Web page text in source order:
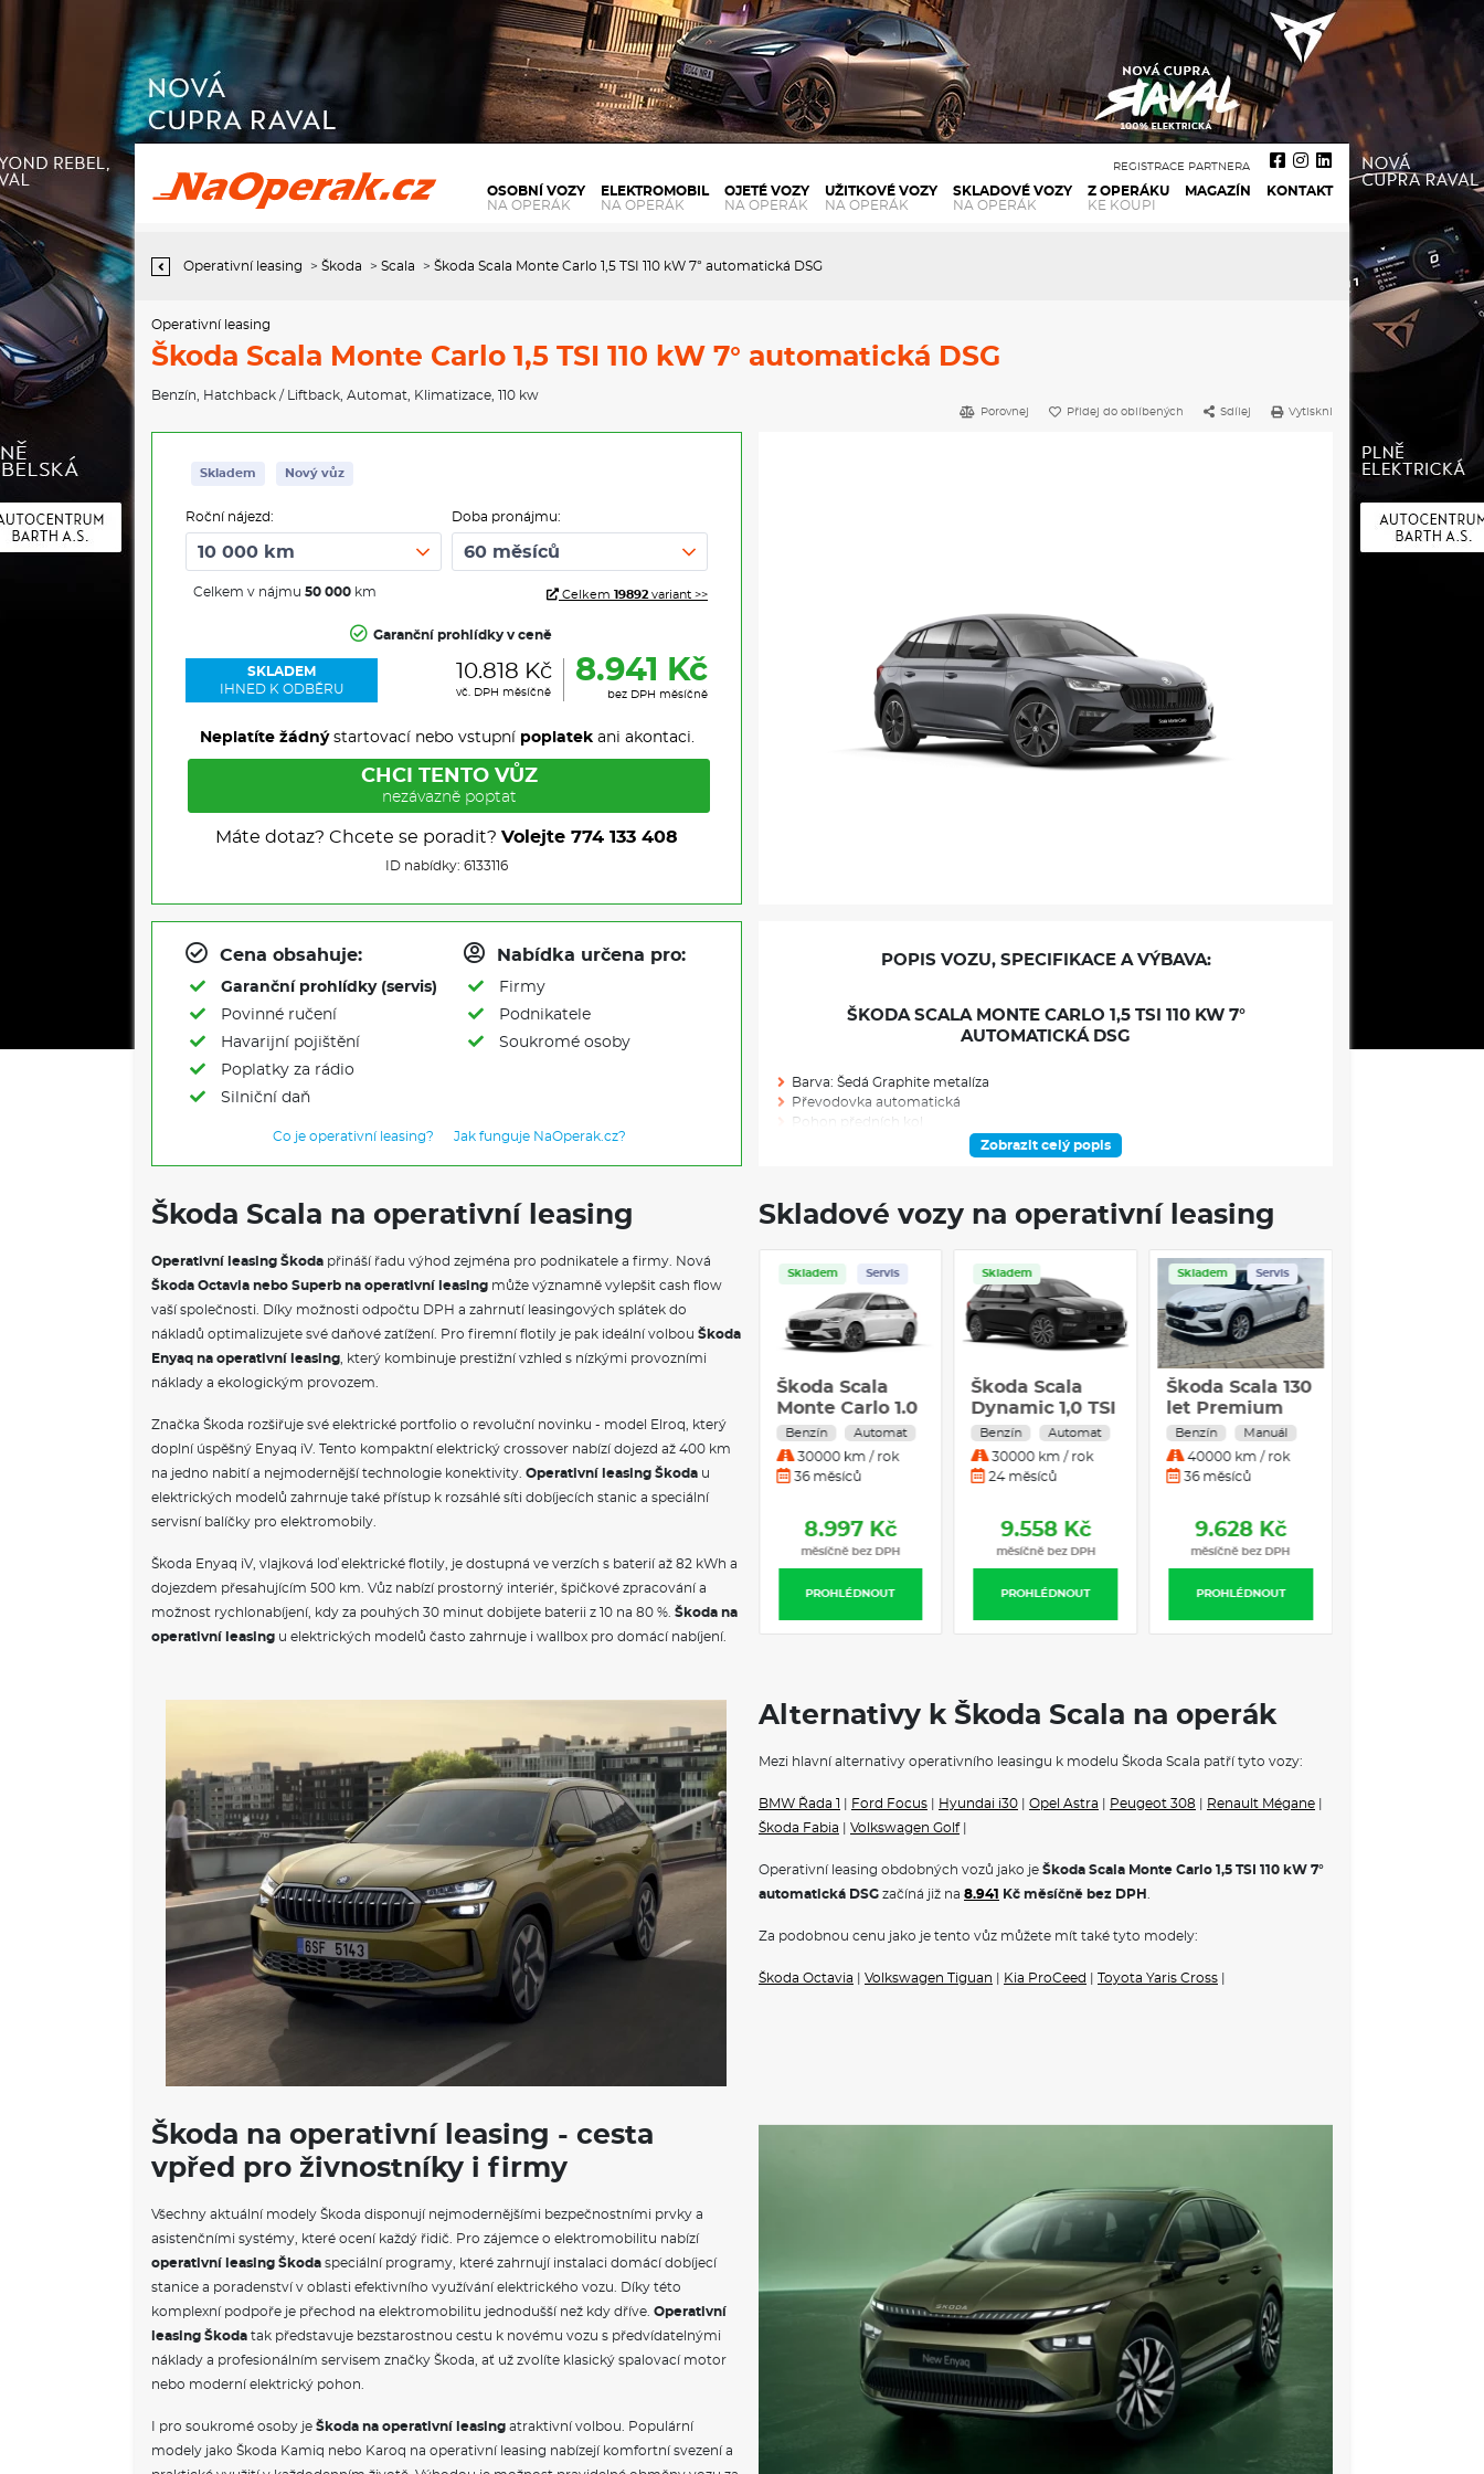
Operativní leasing Škoda Scala Monte Carlo 1,5 TSI 110 kW 7°
automatická DSG
OSOBNÍ VOZY
NA OPERÁK
ELEKTROMOBIL
NA OPERÁK
OJETÉ VOZY
NA OPERÁK
UŽITKOVÉ VOZY
NA OPERÁK
SKLADOVÉ VOZY
NA OPERÁK
Z OPERÁKU
KE KOUPI
MAGAZÍN KONTAKT
REGISTRACE PARTNERA
Operativní leasing > Škoda > Scala > Škoda Scala Monte Carlo 1,5 TSI 110 kW 7° automatická DSG
Operativní leasing
Škoda Scala Monte Carlo 1,5 TSI 110 kW 7° automatická DSG
Benzín Hatchback / Liftback Automat Klimatizace , 110 kw
Porovnej Přidej do oblíbených Sdílej Vytiskni
Skladem Nový vůz
Roční nájezd:
Celkem v nájmu 50 000 km
Doba pronájmu:
Celkem 19892 variant >>
Garanční prohlídky v ceně
SKLADEM
IHNED K ODBĚRU
10.818 Kč
vč. DPH měsíčně
8.941 Kč
bez DPH měsíčně
Neplatíte žádnýstartovací nebo vstupní poplatekani akontaci.
CHCI TENTO VŮZ
nezávazně poptat
Máte dotaz? Chcete se poradit? Volejte 774 133 408
ID nabídky: 6133116
Cena obsahuje:
Garanční prohlídky (servis)
Povinné ručení
Havarijní pojištění
Poplatky za rádio
Silniční daň
Nabídka určena pro:
Firmy
Podnikatele
Soukromé osoby
Co je operativní leasing? Jak funguje NaOperak.cz?
POPIS VOZU, SPECIFIKACE A VÝBAVA:
ŠKODA SCALA MONTE CARLO 1,5 TSI 110 KW 7°
AUTOMATICKÁ DSG
Barva: Šedá Graphite metalíza
Převodovka automatická
Pohon předních kol
DOSTUPNOST
Skladem: 1
Ve výrobě: 0
VÝBAVA NAD RÁMEC VÝBAVOVÉHO STUPNĚ
Disky kol z lehké slitiny Ursa 18" černé leštěné 7J × 18" ET39
Pneumatiky 205/45 R18 90V
Krytky šroubů kol
Ursa 18" černá leštená
Volba jízdního režimu s volitelnou tuhostí tlumičů (Sport Chassis Control)
Virtuální pedál (elektrické víko zavazadlového prostoru s bezdotykovou funkcí)
Alarm
Automatické parkování
City premium
Vyhřívané čelní sklo
Rozpoznávání dopravních značek
Textilní koberce vpředu a vzadu
Kryt zavazadlového prostoru se sítí na zavazadla
Vnitřní zpětné zrcátko s automatickým stmíváním
Schránka před spolujezdcem
Sluneční clony s kosmetickým zrcátkem
Síťový program
Kožená hlavice řadicí páky a madlo ruční brzdy
Vnější zpětná zrcátka lakovaná v černé barvě
Mřížka chladiče s lakovanou lištou
El. sklápění pro vnější zrcátka s aut. stmíváním u řidiče, el. nastavitelná a
Matrix-LED přední světlomety
Stěrač zadního okna s ostřikovačem
Top LED zadní světla s animovanými ukazateli směru jízdy
Příprava pro tažné zařízení
Ostřikovače světlometů
Sada na opravu pneumatik
Bezpečnostní šrouby kol
Zobrazit celý popis
Škoda Scala na operativní leasing
Operativní leasing Škoda přináší řadu výhod zejména pro podnikatele a firmy. Nová
Škoda Octavia nebo Superb na operativní leasing může významně vylepšit cash flow
vaší společnosti. Díky možnosti odpočtu DPH a zahrnutí leasingových splátek do
nákladů optimalizujete své daňové zatížení. Pro firemní flotily je pak ideální volbou Škoda
Enyaq na operativní leasing , který kombinuje prestižní vzhled s nízkými provozními
náklady a ekologickým provozem.
Značka Škoda rozšiřuje své elektrické portfolio o revoluční novinku - model Elroq, který
doplní úspěšný Enyaq iV. Tento kompaktní elektrický crossover nabízí dojezd až 400 km
na jedno nabití a nejmodernější technologie konektivity. Operativní leasing Škoda u
elektrických modelů zahrnuje také přístup k rozsáhlé síti dobíjecích stanic a speciální
servisní balíčky pro elektromobily.
Škoda Enyaq iV, vlajková loď elektrické flotily, je dostupná ve verzích s baterií až 82 kWh a
dojezdem přesahujícím 500 km. Vůz nabízí prostorný interiér, špičkové zpracování a
možnost rychlonabíjení, kdy za pouhých 30 minut dobijete baterii z 10 na 80 %. Škoda na
operativní leasing u elektrických modelů často zahrnuje i wallbox pro domácí nabíjení.
Skladové vozy na operativní leasing
85 kW Benzín
Manuální
převodovka
Benzín Manuál
30000 km / rok
36 měsíců
PROHLÉDNOUT
Skladem Servis
Škoda Scala
Monte Carlo 1.0
TSI DSG 85 kW
Benzín
Automatická
Benzín Automat
30000 km / rok
36 měsíců
PROHLÉDNOUT
8.997 Kč
měsíčně bez DPH
Skladem
Škoda Scala
Dynamic 1,0 TSI
Benzín Automat
30000 km / rok
24 měsíců
PROHLÉDNOUT
9.558 Kč
měsíčně bez DPH
Skladem Servis
Škoda Scala 130
let Premium
6MP 1,0TSI /
85kW
Benzín Manuál
40000 km / rok
36 měsíců
PROHLÉDNOUT
9.628 Kč
měsíčně bez DPH
Alternativy k Škoda Scala na operák
Mezi hlavní alternativy operativního leasingu k modelu Škoda Scala patří tyto vozy:
BMW Řada 1 Ford Focus Hyundai i30 Opel Astra Peugeot 308 Renault Mégane
Škoda Fabia
Volkswagen Golf|
Operativní leasing obdobných vozů jako je Škoda Scala Monte Carlo 1,5 TSI 110 kW 7°
automatická DSG začíná již na 8.941 Kč měsíčně bez DPH
Za podobnou cenu jako je tento vůz můžete mít také tyto modely:
Škoda Octavia Volkswagen Tiguan Kia ProCeed Toyota Yaris Cross
Škoda na operativní leasing - cesta
vpřed pro živnostníky i firmy
Všechny aktuální modely Škoda disponují nejmodernějšími bezpečnostními prvky a
asistenčními systémy, které ocení každý řidič. Pro zájemce o elektromobilitu nabízí
operativní leasing Škoda speciální programy, které zahrnují instalaci domácí dobíjecí
stanice a poradenství v oblasti efektivního využívání elektrického vozu. Díky této
komplexní podpoře je přechod na elektromobilitu jednodušší než kdy dříve. Operativní
leasing Škoda tak představuje bezstarostnou cestu k novému vozu s předvídatelnými
náklady a profesionálním servisem značky Škoda, ať už zvolíte klasický spalovací motor
nebo moderní elektrický pohon.
I pro soukromé osoby je Škoda na operativní leasing atraktivní volbou. Populární
modely jako Škoda Kamiq nebo Karoq na operativní leasing nabízejí komfortní svezení a